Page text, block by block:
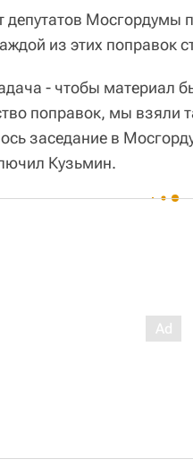
депутатов Мосгордумы
из этих поправок
- чтобы материал
поправок, мы взяли
заседание в
Кузьмин.